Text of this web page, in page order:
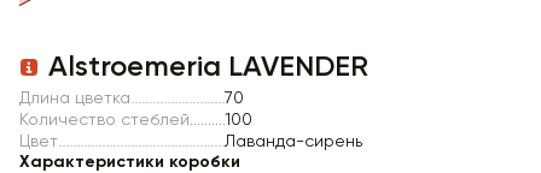
Item 1 of 1
Alstroemeria LAVENDER
Длина цветка
70
Количество стеблей
100
Цвет
Лаванда-сирень
Характеристики коробки